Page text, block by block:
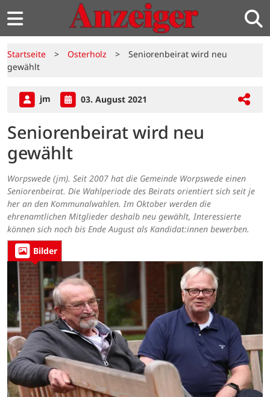
Startseite > Osterholz >
Seniorenbeirat wird neu
gewählt
jm 03. August 2021
Seniorenbeirat wird neu
gewählt
Worpswede (jm). Seit 2007 hat die Gemeinde Worpswede einen
Seniorenbeirat. Die Wahlperiode des Beirats orientiert sich seit je
her an den Kommunalwahlen. Im Oktober werden die
ehrenamtlichen Mitglieder deshalb neu gewählt, Interessierte
können sich noch bis Ende August als Kandidat:innen bewerben.
Bilder